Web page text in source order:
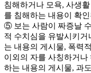
침해하거나 모욕, 사생
를 침해하는 내용이 확
⑤ 보는 사람이 짜증날
적 수치심을 유발시키거
는 내용의 게시물, 폭력
이외의 자를 사칭하거
하는 내용의 게시물, 과